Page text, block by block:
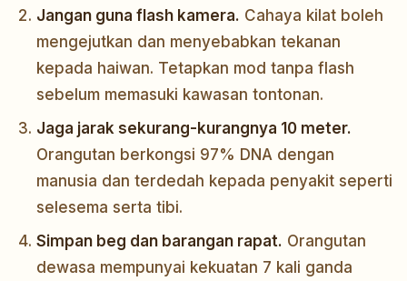
Jangan guna flash kamera. Cahaya kilat boleh
mengejutkan dan menyebabkan tekanan
kepada haiwan. Tetapkan mod tanpa flash
sebelum memasuki kawasan tontonan.
Jaga jarak sekurang-kurangnya 10 meter.
Orangutan berkongsi 97% DNA dengan
manusia dan terdedah kepada penyakit seperti
selesema serta tibi.
Simpan beg dan barangan rapat. Orangutan
dewasa mempunyai kekuatan 7 kali ganda